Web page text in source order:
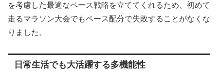
を考慮した最適なペース戦略を立ててくれるため、初めて
走るマラソン大会でもペース配分で失敗することがなくな
りました。
日常生活でも大活躍する多機能性